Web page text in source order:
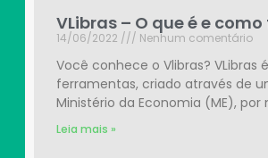
VLibras – O que é e
14/06/2022 Nenhum comentário
Você conhece o Vlibras? VLibras
ferramentas, criado através de
Ministério da Economia (ME),
Leia mais »